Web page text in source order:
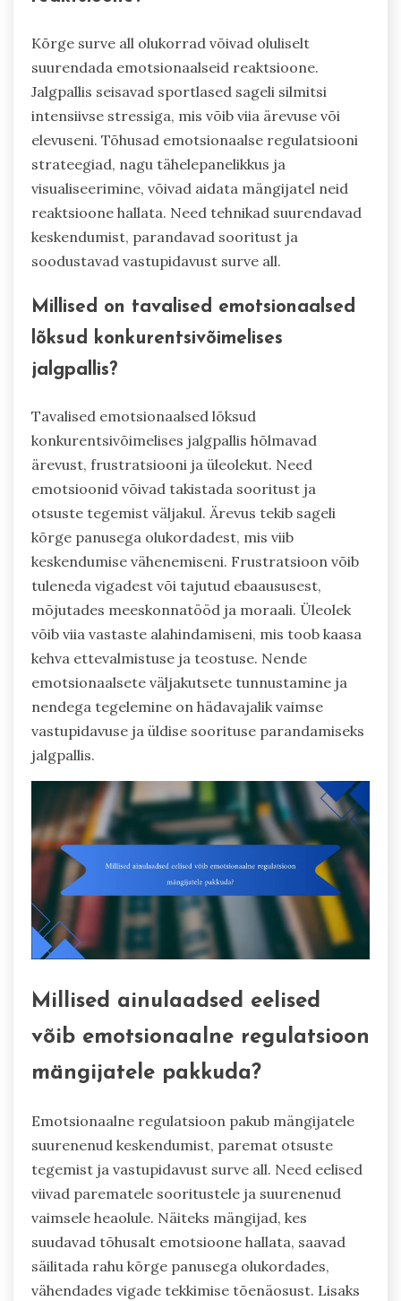
Kõrge surve all olukorrad võivad oluliselt
suurendada emotsionaalseid reaktsioone.
Jalgpallis seisavad sportlased sageli silmitsi
intensiivse stressiga, mis võib viia ärevuse või
elevuseni. Tõhusad emotsionaalse regulatsiooni
strateegiad, nagu tähelepanelikkus ja
visualiseerimine, võivad aidata mängijatel neid
reaktsioone hallata. Need tehnikad suurendavad
keskendumist, parandavad sooritust ja
soodustavad vastupidavust surve all.
Millised on tavalised emotsionaalsed
lõksud konkurentsivõimelises
jalgpallis?
Tavalised emotsionaalsed lõksud
konkurentsivõimelises jalgpallis hõlmavad
ärevust, frustratsiooni ja üleolekut. Need
emotsioonid võivad takistada sooritust ja
otsuste tegemist väljakul. Ärevus tekib sageli
kõrge panusega olukordadest, mis viib
keskendumise vähenemiseni. Frustratsioon võib
tuleneda vigadest või tajutud ebaaususest,
mõjutades meeskonnatööd ja moraali. Üleolek
võib viia vastaste alahindamiseni, mis toob kaasa
kehva ettevalmistuse ja teostuse. Nende
emotsionaalsete väljakutsete tunnustamine ja
nendega tegelemine on hädavajalik vaimse
vastupidavuse ja üldise soorituse parandamiseks
jalgpallis.
Millised ainulaadsed eelised
võib emotsionaalne regulatsioon
mängijatele pakkuda?
Emotsionaalne regulatsioon pakub mängijatele
suurenenud keskendumist, paremat otsuste
tegemist ja vastupidavust surve all. Need eelised
viivad parematele sooritustele ja suurenenud
vaimsele heaolule. Näiteks mängijad, kes
suudavad tõhusalt emotsioone hallata, saavad
säilitada rahu kõrge panusega olukordades,
vähendades vigade tekkimise tõenäosust. Lisaks